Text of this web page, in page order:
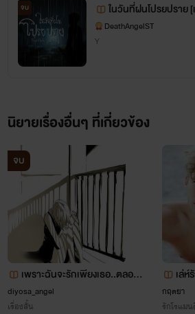
จบ ในวันที่ฝนโปรยปราย [
DeathAngelST
Y
นิยายเรื่องอื่นๆ ที่เกี่ยวข้อง
จบ
เพราะฉันจะรักเพียงเธอ..ตลอดไ
ป (จบ : END)
diyosa_angel
เรื่องสั้น
เล่ห์
กฤตยา
รักโรแม